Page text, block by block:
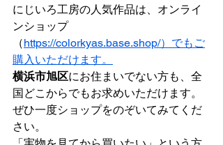
にじいろ工房の人気作品は、オンライ
ンショップ
（https://colorkyas.base.shop/）でもご
購入いただけます。
横浜市旭区にお住まいでない方も、全
国どこからでもお求めいただけます。
ぜひ一度ショップをのぞいてみてくだ
さい。